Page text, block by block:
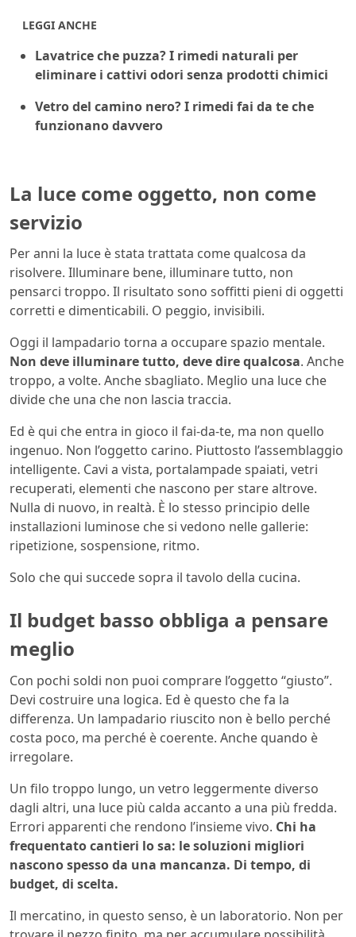
LEGGI ANCHE
Lavatrice che puzza? I rimedi naturali per
eliminare i cattivi odori senza prodotti chimici
Vetro del camino nero? I rimedi fai da te che
funzionano davvero
La luce come oggetto, non come
servizio
Per anni la luce è stata trattata come qualcosa da
risolvere. Illuminare bene, illuminare tutto, non
pensarci troppo. Il risultato sono soffitti pieni di oggetti
corretti e dimenticabili. O peggio, invisibili.
Oggi il lampadario torna a occupare spazio mentale.
Non deve illuminare tutto, deve dire qualcosa. Anche
troppo, a volte. Anche sbagliato. Meglio una luce che
divide che una che non lascia traccia.
Ed è qui che entra in gioco il fai-da-te, ma non quello
ingenuo. Non l’oggetto carino. Piuttosto l’assemblaggio
intelligente. Cavi a vista, portalampade spaiati, vetri
recuperati, elementi che nascono per stare altrove.
Nulla di nuovo, in realtà. È lo stesso principio delle
installazioni luminose che si vedono nelle gallerie:
ripetizione, sospensione, ritmo.
Solo che qui succede sopra il tavolo della cucina.
Il budget basso obbliga a pensare
meglio
Con pochi soldi non puoi comprare l’oggetto “giusto”.
Devi costruire una logica. Ed è questo che fa la
differenza. Un lampadario riuscito non è bello perché
costa poco, ma perché è coerente. Anche quando è
irregolare.
Un filo troppo lungo, un vetro leggermente diverso
dagli altri, una luce più calda accanto a una più fredda.
Errori apparenti che rendono l’insieme vivo. Chi ha
frequentato cantieri lo sa: le soluzioni migliori
nascono spesso da una mancanza. Di tempo, di
budget, di scelta.
Il mercatino, in questo senso, è un laboratorio. Non per